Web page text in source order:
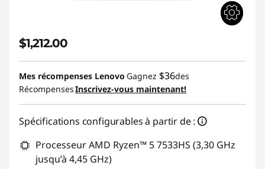
$1,212.00
Mes récompenses Lenovo Gagnez $36des
RécompensesInscrivez-vous maintenant!
Spécifications configurables à partir de :
Processeur AMD Ryzen™ 5 7533HS (3,30 GHz
jusqu’à 4,45 GHz)